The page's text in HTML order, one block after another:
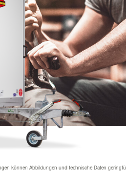
können Abbildungen und technische Daten